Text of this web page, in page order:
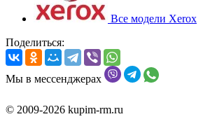
Все модели Xerox
Поделиться:
Мы в мессенджерах
© 2009-2026 kupim-rm.ru